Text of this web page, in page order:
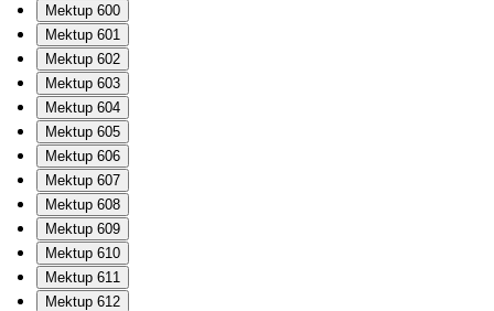
Mektup 600
Mektup 601
Mektup 602
Mektup 603
Mektup 604
Mektup 605
Mektup 606
Mektup 607
Mektup 608
Mektup 609
Mektup 610
Mektup 611
Mektup 612